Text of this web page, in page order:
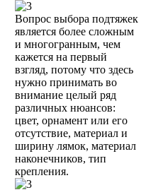
Вопрос выбора подтяжек
является более сложным
и многогранным, чем
кажется на первый
взгляд, потому что здесь
нужно принимать во
внимание целый ряд
различных нюансов:
цвет, орнамент или его
отсутствие, материал и
ширину лямок, материал
наконечников, тип
крепления.